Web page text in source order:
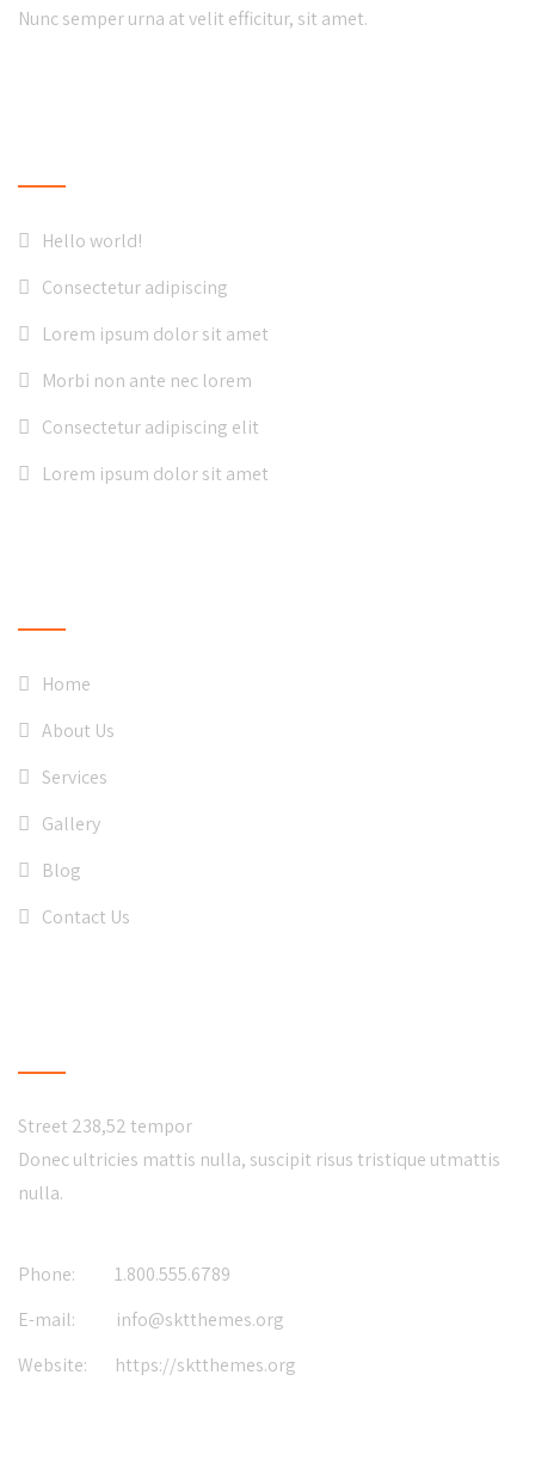
Nunc semper urna at velit efficitur, sit amet.
Hello world!
Consectetur adipiscing
Lorem ipsum dolor sit amet
Morbi non ante nec lorem
Consectetur adipiscing elit
Lorem ipsum dolor sit amet
Home
About Us
Services
Gallery
Blog
Contact Us
Street 238,52 tempor
Donec ultricies mattis nulla, suscipit risus tristique utmattis
nulla.
Phone:
1.800.555.6789
E-mail:
info@sktthemes.org
Website:
https://sktthemes.org